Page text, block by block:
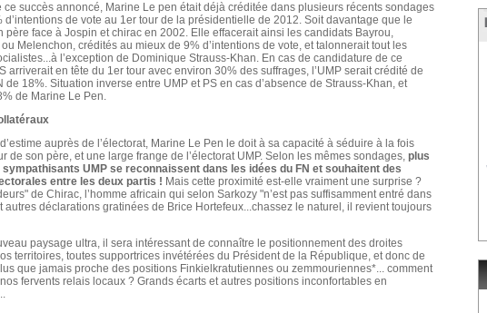
ce succès annoncé, Marine Le pen était déjà créditée dans plusieurs récents sondages
d’intentions de vote au 1er tour de la présidentielle de 2012. Soit davantage que le
père face à Jospin et chirac en 2002. Elle effacerait ainsi les candidats Bayrou,
Melenchon, crédités au mieux de 9% d’intentions de vote, et talonnerait tout les
l’exception de Dominique Strauss-Khan. En cas de candidature de ce
arriverait en tête du 1er tour avec environ 30% des suffrages, l’UMP serait crédité de
de 18%. Situation inverse entre UMP et PS en cas d’absence de Strauss-Khan, et
de Marine Le Pen.
auprès de l’électorat, Marine Le Pen le doit à sa capacité à séduire à la fois
de son père, et une large frange de l’électorat UMP. Selon les mêmes sondages, plus
sympathisants UMP se reconnaissent dans les idées du FN et souhaitent des
entre les deux partis ! Mais cette proximité est-elle vraiment une surprise ?
de Chirac, l’homme africain qui selon Sarkozy "n’est pas suffisamment entré dans
autres déclarations gratinées de Brice Hortefeux...chassez le naturel, il revient toujours
paysage ultra, il sera intéressant de connaître le positionnement des droites
territoires, toutes supportrices invétérées du Président de la République, et donc de
que jamais proche des positions Finkielkratutiennes ou zemmouriennes*... comment
fervents relais locaux ? Grands écarts et autres positions inconfortables en